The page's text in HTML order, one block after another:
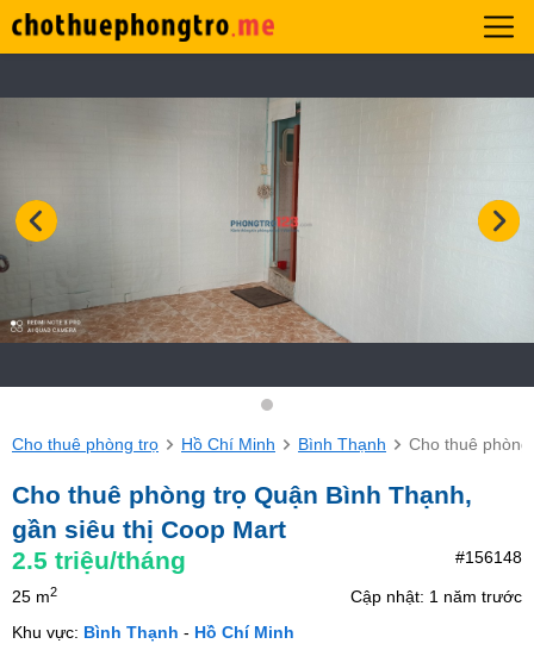
Cho thuê phòng trọ Hồ Chí Minh Bình Thạnh Cho thuê
Cho thuê phòng trọ Quận Bình Thạnh,
gần siêu thị Coop Mart
2.5 triệu/tháng #156148
25 m2
Cập nhật: 1 năm trước
Khu vực: Bình Thạnh - Hồ Chí Minh